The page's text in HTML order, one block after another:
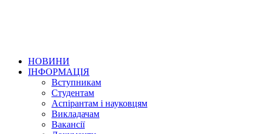
НОВИНИ
ІНФОРМАЦІЯ
Вступникам
Студентам
Аспірантам і науковцям
Викладачам
Вакансії